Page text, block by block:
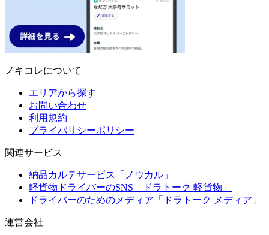
ノキコレについて
エリアから探す
お問い合わせ
利用規約
プライバリシーポリシー
関連サービス
納品カルテサービス「ノウカル」
軽貨物ドライバーのSNS「ドラトーク 軽貨物」
ドライバーのためのメディア「ドラトーク メディア」
運営会社